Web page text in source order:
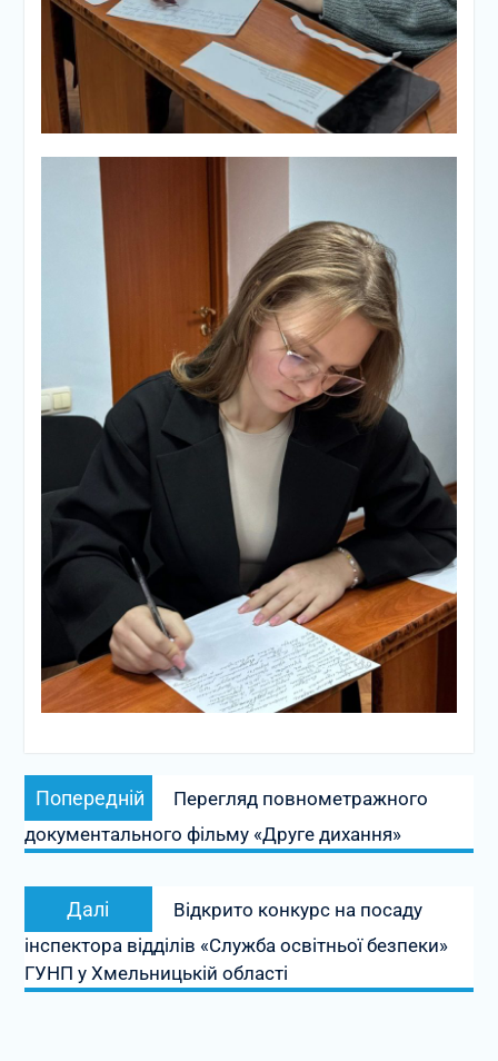
Навігація
записів
Попередній
запис:
Перегляд повнометражного
документального фільму «Друге дихання»
Далі
запис:
Відкрито конкурс на посаду
інспектора відділів «Служба освітньої безпеки»
ГУНП у Хмельницькій області